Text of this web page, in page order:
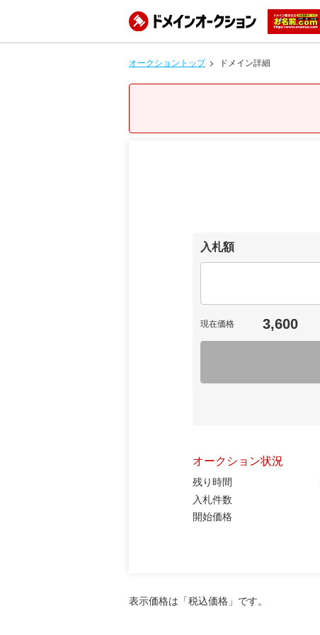
オークショントップ ドメイン詳細
入札額
現在価格 3,600
オークション状況
残り時間
入札件数
開始価格
表示価格は「税込価格」です。